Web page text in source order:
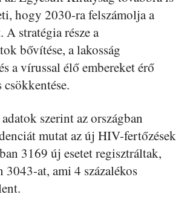
hogy 2030-ra felszámolja a
stratégia része a
bővítése, a lakosság
a vírussal élő embereket érő
csökkentése.
szerint az országban
mutat az új HIV-fertőzések
3169 új esetet regisztráltak,
at, ami 4 százalékos